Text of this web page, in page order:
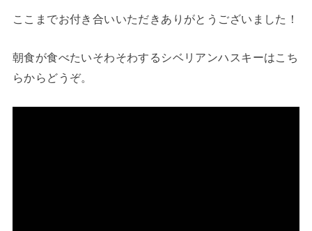
ここまでお付き合いいただきありがとうございました！
朝食が食べたいそわそわするシベリアンハスキーはこち
らからどうぞ。